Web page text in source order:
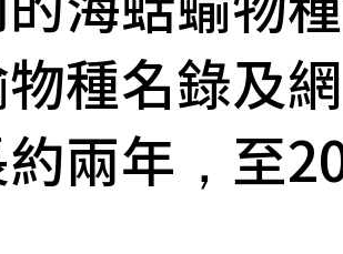
種名錄及
兩年，至